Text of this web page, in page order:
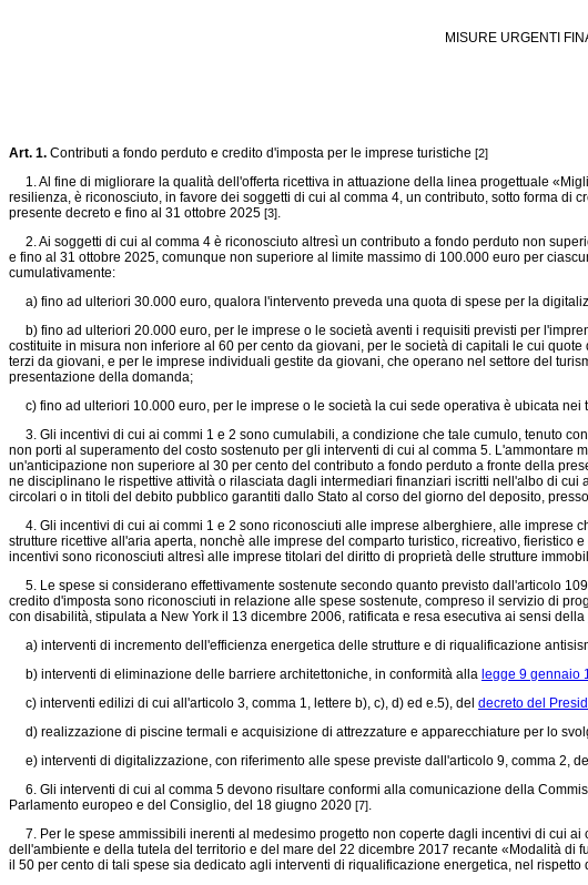
MISURE URGENTI
Art. 1. Contributi a fondo perduto e credito d'imposta per le imprese turistiche [2]
1. Al fine di migliorare la qualità dell'offerta ricettiva in attuazione della linea progettuale
resilienza, è riconosciuto, in favore dei soggetti di cui al comma 4, un contributo, sotto forma
presente decreto e fino al 31 ottobre 2025 [3].
2. Ai soggetti di cui al comma 4 è riconosciuto altresì un contributo a fondo perduto non
e fino al 31 ottobre 2025, comunque non superiore al limite massimo di 100.000 euro per
cumulativamente:
a) fino ad ulteriori 30.000 euro, qualora l'intervento preveda una quota di spese per la
b) fino ad ulteriori 20.000 euro, per le imprese o le società aventi i requisiti previsti per
costituite in misura non inferiore al 60 per cento da giovani, per le società di capitali le cui
terzi da giovani, e per le imprese individuali gestite da giovani, che operano nel settore del
presentazione della domanda;
c) fino ad ulteriori 10.000 euro, per le imprese o le società la cui sede operativa è ubicata
3. Gli incentivi di cui ai commi 1 e 2 sono cumulabili, a condizione che tale cumulo, tenuto
non porti al superamento del costo sostenuto per gli interventi di cui al comma 5.
un'anticipazione non superiore al 30 per cento del contributo a fondo perduto a fronte della
ne disciplinano le rispettive attività o rilasciata dagli intermediari finanziari iscritti nell'albo di
circolari o in titoli del debito pubblico garantiti dallo Stato al corso del giorno del deposito,
4. Gli incentivi di cui ai commi 1 e 2 sono riconosciuti alle imprese alberghiere, alle imprese
strutture ricettive all'aria aperta, nonchè alle imprese del comparto turistico, ricreativo,
incentivi sono riconosciuti altresì alle imprese titolari del diritto di proprietà delle strutture
5. Le spese si considerano effettivamente sostenute secondo quanto previsto dall'articolo
credito d'imposta sono riconosciuti in relazione alle spese sostenute, compreso il servizio di
con disabilità, stipulata a New York il 13 dicembre 2006, ratificata e resa esecutiva ai sensi della
a) interventi di incremento dell'efficienza energetica delle strutture e di riqualificazione
b) interventi di eliminazione delle barriere architettoniche, in conformità alla legge 9 gennaio
c) interventi edilizi di cui all'articolo 3, comma 1, lettere b), c), d) ed e.5), del decreto del
d) realizzazione di piscine termali e acquisizione di attrezzature e apparecchiature per lo
e) interventi di digitalizzazione, con riferimento alle spese previste dall'articolo 9, comma 2, del
6. Gli interventi di cui al comma 5 devono risultare conformi alla comunicazione della
Parlamento europeo e del Consiglio, del 18 giugno 2020 [7].
7. Per le spese ammissibili inerenti al medesimo progetto non coperte dagli incentivi di cui
dell'ambiente e della tutela del territorio e del mare del 22 dicembre 2017 recante «Modalità
il 50 per cento di tali spese sia dedicato agli interventi di riqualificazione energetica, nel